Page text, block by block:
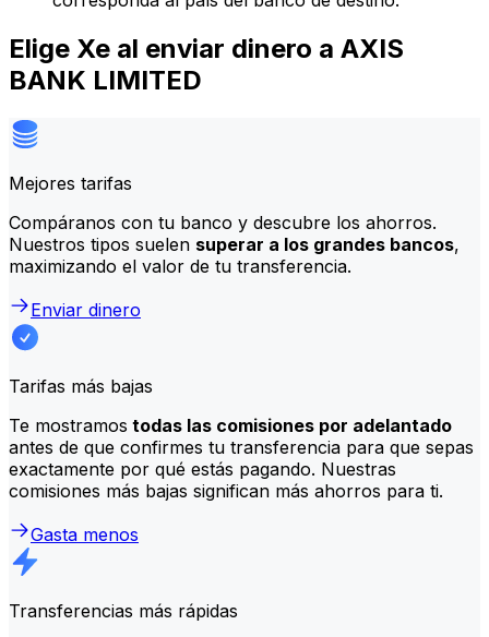
Elige Xe al enviar dinero a AXIS
BANK LIMITED
Mejores tarifas
Compáranos con tu banco y descubre los ahorros.
Nuestros tipos suelen superar a los grandes bancos,
maximizando el valor de tu transferencia.
Enviar dinero
Tarifas más bajas
Te mostramos todas las comisiones por adelantado
antes de que confirmes tu transferencia para que sepas
exactamente por qué estás pagando. Nuestras
comisiones más bajas significan más ahorros para ti.
Gasta menos
Transferencias más rápidas